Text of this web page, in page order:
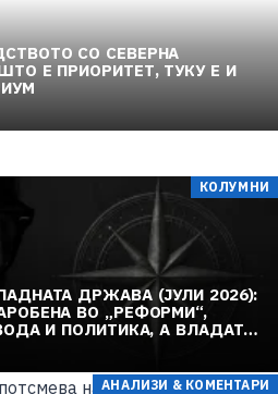
СО СЕВЕРНА
Е ПРИОРИТЕТ, ТУКУ Е И
КОЛУМНИ
ДРЖАВА (ЈУЛИ 2026):
ВО „РЕФОРМИ“,
И ПОЛИТИКА, А ВЛАДАТА
– ЗЕМЈАТА
И МОЛЧИ ПРЕД УКРАИНА
АНАЛИЗИ & КОМЕНТАРИ